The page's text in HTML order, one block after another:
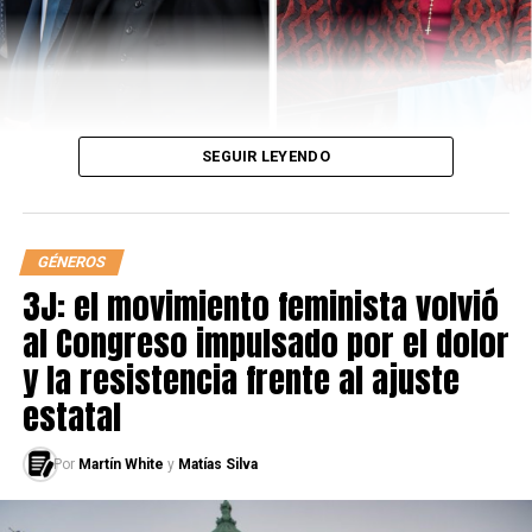
SEGUIR LEYENDO
GÉNEROS
3J: el movimiento feminista volvió
al Congreso impulsado por el dolor
y la resistencia frente al ajuste
estatal
Por Martín White y Matías Silva